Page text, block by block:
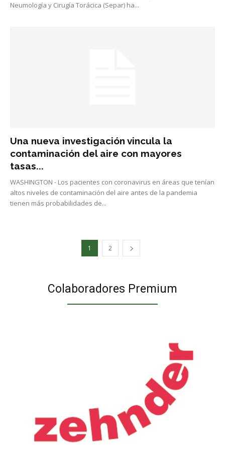
Neumología y Cirugía Torácica (Separ) ha...
Una nueva investigación vincula la
contaminación del aire con mayores
tasas...
WASHINGTON - Los pacientes con coronavirus en áreas que tenían
altos niveles de contaminación del aire antes de la pandemia
tienen más probabilidades de...
1 2
Colaboradores Premium